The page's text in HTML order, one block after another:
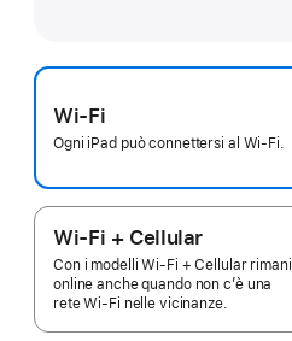
Wi-Fi
Ogni iPad può connettersi al Wi-Fi.
Wi-Fi + Cellular
Con i modelli Wi‑Fi + Cellular rimani
online anche quando non c’è una
rete Wi‑Fi nelle vicinanze.